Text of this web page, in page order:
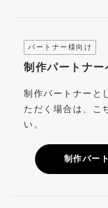
パートナー様向け
制作パートナ
制作パートナーと
ただく場合は、こ
い。
制作パー